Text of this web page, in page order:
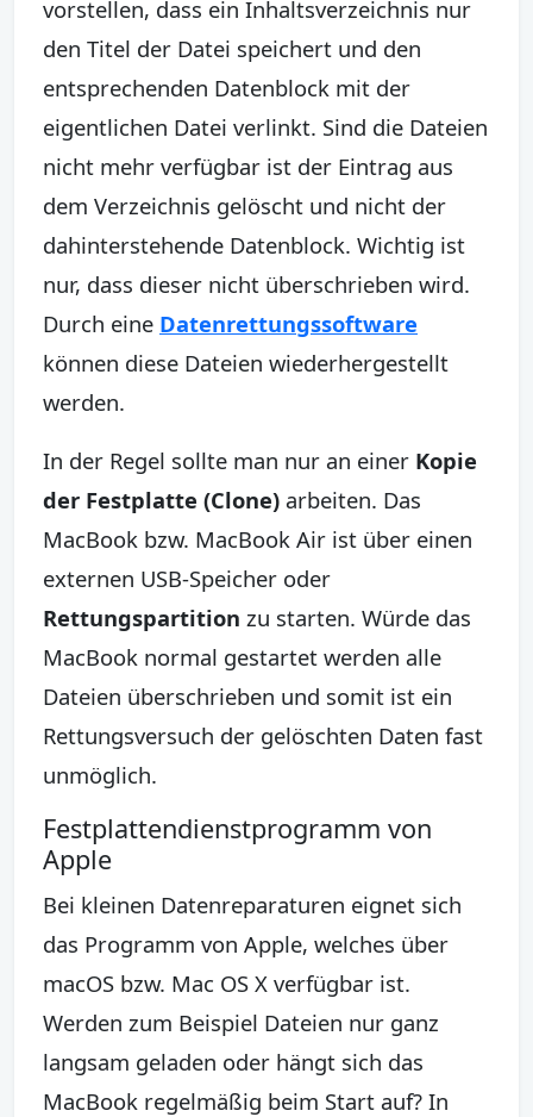
vorstellen, dass ein Inhaltsverzeichnis nur
den Titel der Datei speichert und den
entsprechenden Datenblock mit der
eigentlichen Datei verlinkt. Sind die Dateien
nicht mehr verfügbar ist der Eintrag aus
dem Verzeichnis gelöscht und nicht der
dahinterstehende Datenblock. Wichtig ist
nur, dass dieser nicht überschrieben wird.
Durch eine Datenrettungssoftware
können diese Dateien wiederhergestellt
werden.
In der Regel sollte man nur an einer Kopie
der Festplatte (Clone) arbeiten. Das
MacBook bzw. MacBook Air ist über einen
externen USB-Speicher oder
Rettungspartition zu starten. Würde das
MacBook normal gestartet werden alle
Dateien überschrieben und somit ist ein
Rettungsversuch der gelöschten Daten fast
unmöglich.
Festplattendienstprogramm von
Apple
Bei kleinen Datenreparaturen eignet sich
das Programm von Apple, welches über
macOS bzw. Mac OS X verfügbar ist.
Werden zum Beispiel Dateien nur ganz
langsam geladen oder hängt sich das
MacBook regelmäßig beim Start auf? In